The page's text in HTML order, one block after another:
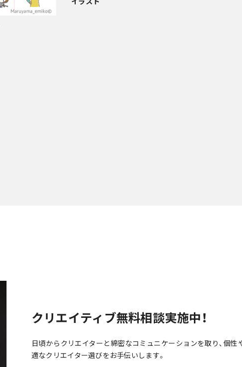
クリエイティブ無料相談実施中！
日頃からクリエイターと綿密なコミュニケーションを取り、個
適なクリエイター選びをお手伝いします。